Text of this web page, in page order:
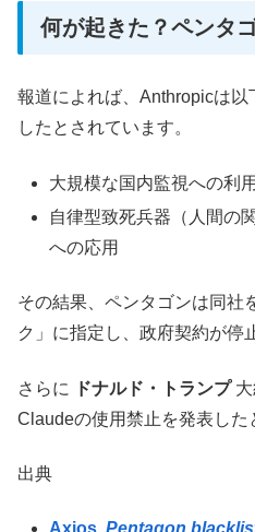
何が起きた？ペンタ
報道によれば、Anthropicは
したとされています。
大規模な国内監視への利用
自律型致死兵器（人間の
への応用
その結果、ペンタゴンは同社
ク」に指定し、政府契約が停
さらに ドナルド・トランプ大
Claudeの使用禁止を発表した
出典